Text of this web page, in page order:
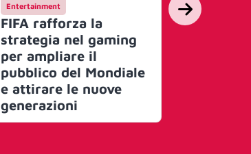
Entertainment
FIFA rafforza la
strategia nel gaming
per ampliare il
pubblico del Mondiale
e attirare le nuove
generazioni
Un